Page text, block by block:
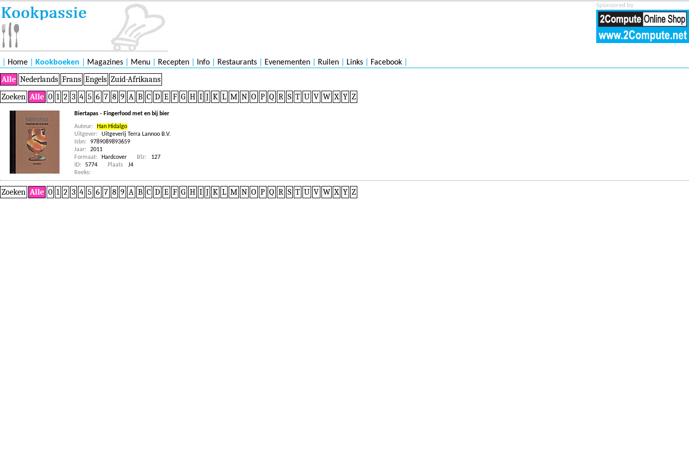
Sponsored by
Home Kookboeken Magazines Menu Recepten Info Restaurants Evenementen Ruilen Links Facebook
Alle Nederlands Frans Engels Zuid-Afrikaans
Zoeken Alle 0 1 2 3 4 5 6 7 8 9 A B C D E F G H I J K L M N O P Q R S T U V W X Y Z
Biertapas - Fingerfood met en bij bier
Auteur:
Han Hidalgo
Uitgever:
Uitgeverij Terra Lannoo B.V.
Isbn:
9789089893659
Jaar:
2011
Formaat:
Hardcover Blz:
127
ID:
5774 Plaats
J4
Reeks:
Zoeken Alle 0 1 2 3 4 5 6 7 8 9 A B C D E F G H I J K L M N O P Q R S T U V W X Y Z